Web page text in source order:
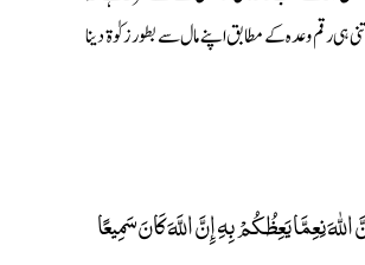
وعدہ کے مطابق اپنے مال سے بطور زکوٰة دینا
نِعِمَّا يَعِظُكُمْ بِهِ إِنَّ اللَّهَ كَانَ سَمِيعًا